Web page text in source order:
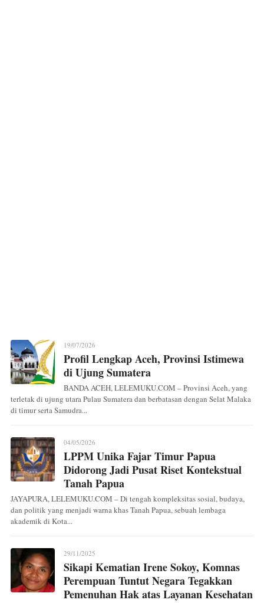
19/07/2026
Profil Lengkap Aceh, Provinsi Istimewa
di Ujung Sumatera
BANDA ACEH, LELEMUKU.COM – Provinsi Aceh, yang
terletak di ujung utara Pulau Sumatera dan berbatasan dengan Selat Malaka
di timur serta Samudra...
04/05/2026
LPPM Unika Fajar Timur Papua
Didorong Jadi Pusat Riset Kontekstual
Tanah Papua
JAYAPURA, LELEMUKU.COM – Di tengah kompleksitas sosial, budaya,
dan politik yang menjadi warna khas Tanah Papua, sebuah lembaga
akademik di Kota...
29/11/2025
Sikapi Kematian Irene Sokoy, Komnas
Perempuan Tuntut Negara Tegakkan
Pemenuhan Hak atas Layanan Kesehatan